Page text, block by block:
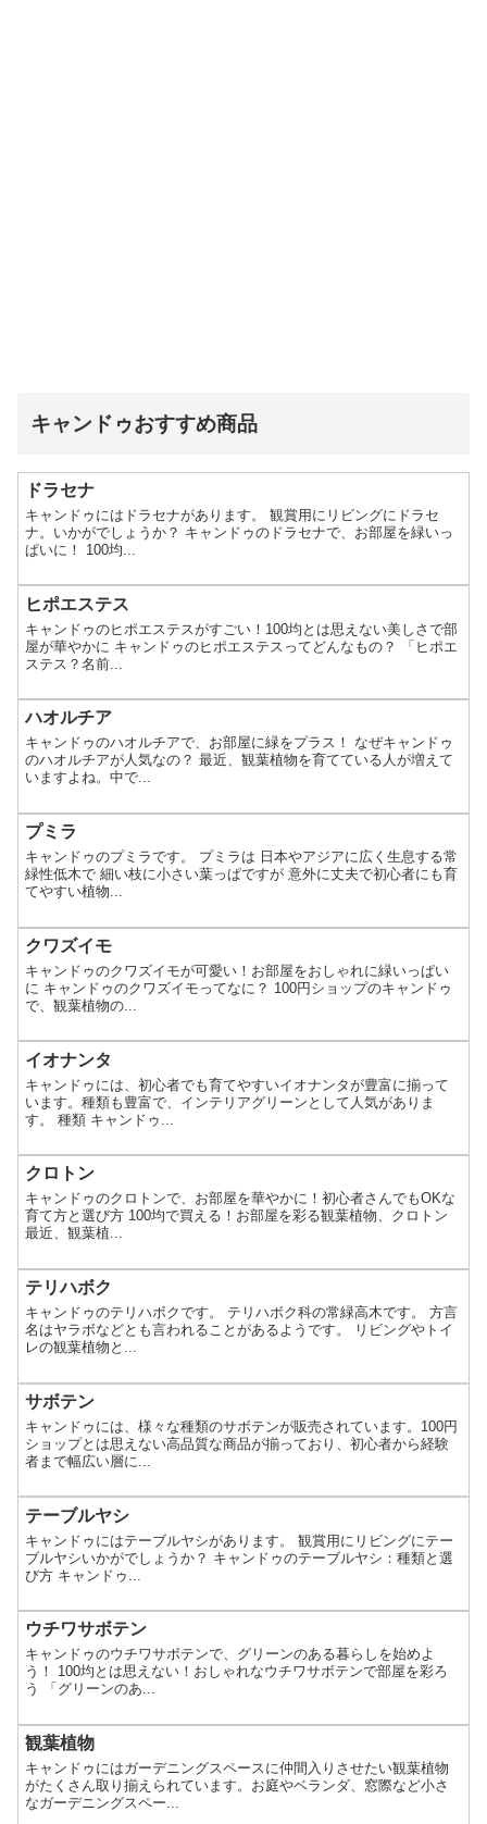
キャンドゥおすすめ商品
ドラセナ
キャンドゥにはドラセナがあります。 観賞用にリビングにドラセ
ナ。いかがでしょうか？ キャンドゥのドラセナで、お部屋を緑いっ
ぱいに！ 100均...
ヒポエステス
キャンドゥのヒポエステスがすごい！100均とは思えない美しさで部
屋が華やかに キャンドゥのヒポエステスってどんなもの？ 「ヒポエ
ステス？名前...
ハオルチア
キャンドゥのハオルチアで、お部屋に緑をプラス！ なぜキャンドゥ
のハオルチアが人気なの？ 最近、観葉植物を育てている人が増えて
いますよね。中で...
プミラ
キャンドゥのプミラです。 プミラは 日本やアジアに広く生息する常
緑性低木で 細い枝に小さい葉っぱですが 意外に丈夫で初心者にも育
てやすい植物...
クワズイモ
キャンドゥのクワズイモが可愛い！お部屋をおしゃれに緑いっぱい
に キャンドゥのクワズイモってなに？ 100円ショップのキャンドゥ
で、観葉植物の...
イオナンタ
キャンドゥには、初心者でも育てやすいイオナンタが豊富に揃って
います。種類も豊富で、インテリアグリーンとして人気がありま
す。 種類 キャンドゥ...
クロトン
キャンドゥのクロトンで、お部屋を華やかに！初心者さんでもOKな
育て方と選び方 100均で買える！お部屋を彩る観葉植物、クロトン
最近、観葉植...
テリハボク
キャンドゥのテリハボクです。 テリハボク科の常緑高木です。 方言
名はヤラボなどとも言われることがあるようです。 リビングやトイ
レの観葉植物と...
サボテン
キャンドゥには、様々な種類のサボテンが販売されています。100円
ショップとは思えない高品質な商品が揃っており、初心者から経験
者まで幅広い層に...
テーブルヤシ
キャンドゥにはテーブルヤシがあります。 観賞用にリビングにテー
ブルヤシいかがでしょうか？ キャンドゥのテーブルヤシ：種類と選
び方 キャンドゥ...
ウチワサボテン
キャンドゥのウチワサボテンで、グリーンのある暮らしを始めよ
う！ 100均とは思えない！おしゃれなウチワサボテンで部屋を彩ろ
う 「グリーンのあ...
観葉植物
キャンドゥにはガーデニングスペースに仲間入りさせたい観葉植物
がたくさん取り揃えられています。お庭やベランダ、窓際など小さ
なガーデニングスペー...